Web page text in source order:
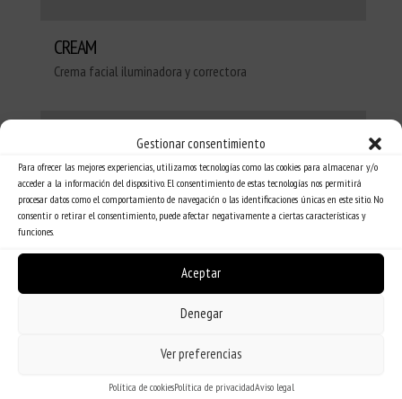
Gestionar consentimiento
Para ofrecer las mejores experiencias, utilizamos tecnologías como las cookies para almacenar y/o
acceder a la información del dispositivo. El consentimiento de estas tecnologías nos permitirá
procesar datos como el comportamiento de navegación o las identificaciones únicas en este sitio. No
consentir o retirar el consentimiento, puede afectar negativamente a ciertas características y
funciones.
Aceptar
Denegar
Ver preferencias
Política de cookiesPolítica de privacidadAviso legal
CREAM
Crema facial iluminadora y correctora